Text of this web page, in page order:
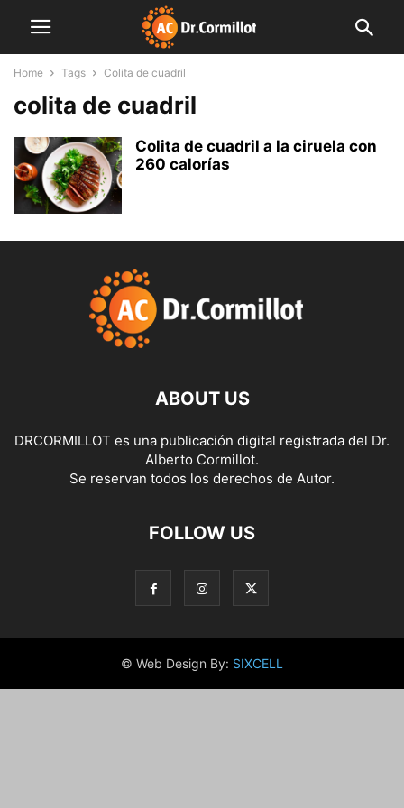
Home Tags Colita de cuadril
colita de cuadril
Colita de cuadril a la ciruela con
260 calorías
ABOUT US
DRCORMILLOT es una publicación digital registrada del Dr.
Alberto Cormillot.
Se reservan todos los derechos de Autor.
FOLLOW US
© Web Design By: SIXCELL